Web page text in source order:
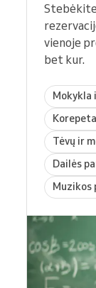
Stebėkite
vienoje
bet kur.
Mokykla
Tėvų ir
Dailės
Muzikos